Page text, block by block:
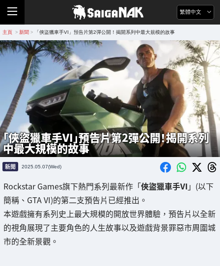
繁體中文
主頁 > 新聞 > 「俠盜獵車手VI」預告片第2彈公開！揭開系列中最大規模的故事
「俠盜獵車手VI」預告片第2彈公開！揭開系列
中最大規模的故事
新聞 2025.05.07(Wed)
Rockstar Games旗下熱門系列最新作「俠盜獵車手VI 」(以下
簡稱、GTA VI)的第二支預告片已經推出。
本遊戲擁有系列史上最大規模的開放世界體驗，預告片以全新
的視角展現了主要角色的人生故事以及遊戲背景罪惡市周圍城
市的全新景觀。